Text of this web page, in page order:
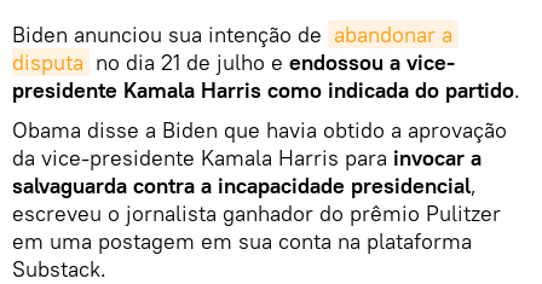
Biden anunciou sua intenção de abandonar a
disputa no dia 21 de julho e endossou a vice-
presidente Kamala Harris como indicada do partido.
Obama disse a Biden que havia obtido a aprovação
da vice-presidente Kamala Harris para invocar a
salvaguarda contra a incapacidade presidencial,
escreveu o jornalista ganhador do prêmio Pulitzer
em uma postagem em sua conta na plataforma
Substack.